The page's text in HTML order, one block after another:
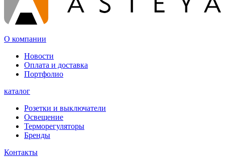
О компании
Новости
Оплата и доставка
Портфолио
каталог
Розетки и выключатели
Освещение
Терморегуляторы
Бренды
Контакты